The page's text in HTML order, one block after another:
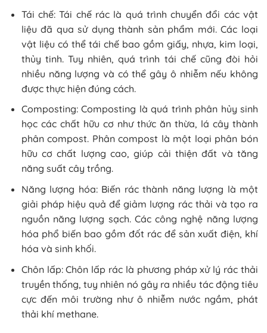
Tái chế: Tái chế rác là quá trình chuyển đổi các vật
liệu đã qua sử dụng thành sản phẩm mới. Các loại
vật liệu có thể tái chế bao gồm giấy, nhựa, kim loại,
thủy tinh. Tuy nhiên, quá trình tái chế cũng đòi hỏi
nhiều năng lượng và có thể gây ô nhiễm nếu không
được thực hiện đúng cách.
Composting: Composting là quá trình phân hủy sinh
học các chất hữu cơ như thức ăn thừa, lá cây thành
phân compost. Phân compost là một loại phân bón
hữu cơ chất lượng cao, giúp cải thiện đất và tăng
năng suất cây trồng.
Năng lượng hóa: Biến rác thành năng lượng là một
giải pháp hiệu quả để giảm lượng rác thải và tạo ra
nguồn năng lượng sạch. Các công nghệ năng lượng
hóa phổ biến bao gồm đốt rác để sản xuất điện, khí
hóa và sinh khối.
Chôn lấp: Chôn lấp rác là phương pháp xử lý rác thải
truyền thống, tuy nhiên nó gây ra nhiều tác động tiêu
cực đến môi trường như ô nhiễm nước ngầm, phát
thải khí methane.